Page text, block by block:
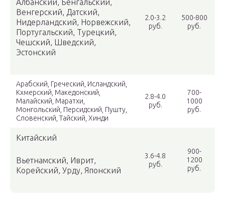
Албанский, Бенгальский,
Венгерский, Датский,
Нидерландский, Норвежский,
Португальский, Турецкий,
Чешский, Шведский,
Эстонский
2.0-3.2
руб.
500-800
руб.
Арабский, Греческий, Исландский,
Кхмерский, Македонский,
Малайский, Маратхи,
Монгольский, Персидский, Пушту,
Словенский, Тайский, Хинди
2.8-4.0
руб.
700-
1000
руб.
Китайский
Вьетнамский, Иврит,
Корейский, Урду, Японский
3.6-4.8
руб.
900-
1200
руб.